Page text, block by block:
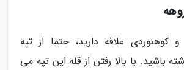
کوهنوردی علاقه دارید، حتما از تپه
باشید. با بالا رفتن از قله این تپه می